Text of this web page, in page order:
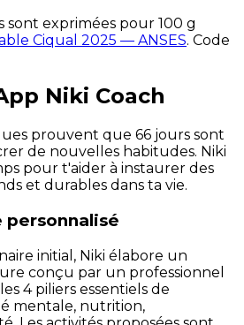
sont exprimées pour 100 g
Ciqual 2025 — ANSES. Code
Niki Coach
prouvent que 66 jours sont
de nouvelles habitudes. Niki
pour t'aider à instaurer des
et durables dans ta vie.
personnalisé
initial, Niki élabore un
conçu par un professionnel
4 piliers essentiels de
mentale, nutrition,